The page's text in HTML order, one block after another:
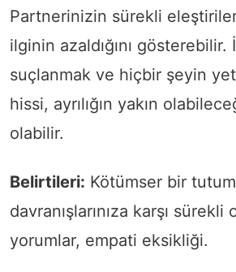
Partnerinizin sürekli
ilginin azaldığını
suçlanmak ve hiçbir şeyin
hissi, ayrılığın yakın
olabilir.
Belirtileri: Kötümser bir
davranışlarınıza karşı sürekli
yorumlar, empati eksikliği.